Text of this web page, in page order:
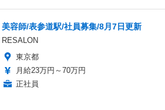
美容師/表参道駅/社員募集/8月7日更新
RESALON
東京都
月給23万円～70万円
正社員